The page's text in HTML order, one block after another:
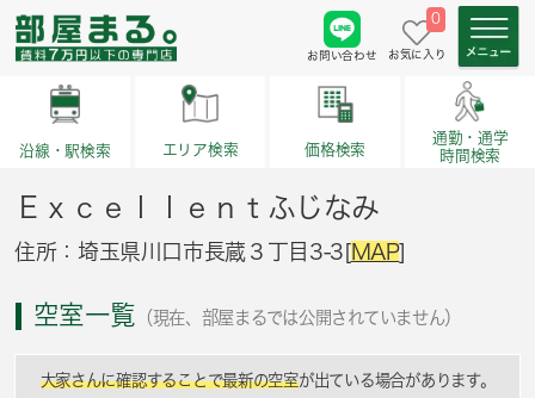
お問い合わせ
0
お気に入り
沿線・駅検索 エリア検索 価格検索
通勤・通学
時間検索
Ｅｘｃｅｌｌｅｎｔふじなみ
住所：埼玉県川口市長蔵３丁目3-3[MAP]
空室一覧 （現在、部屋まるでは公開されていません）
大家さんに確認することで最新の空室が出ている場合があります。